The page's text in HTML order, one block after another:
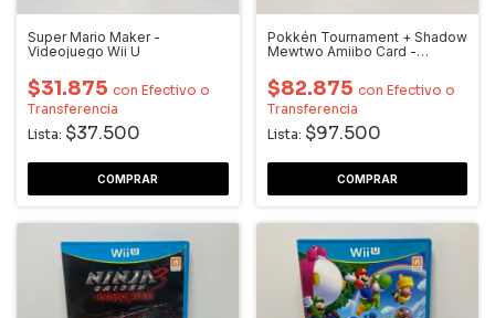
Super Mario Maker -
Videojuego Wii U
$31.875 con Efectivo o
Transferencia
Lista: $37.500
Pokkén Tournament + Shadow
Mewtwo Amiibo Card -
$82.875 con Efectivo o
Transferencia
Lista: $97.500